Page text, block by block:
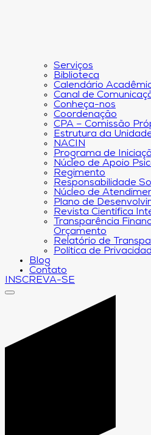
Serviços
Biblioteca
Calendário
Canal de
Conheça-nos
Coordenação
CPA – Comissão
Estrutura da
NACIN
Programa de
Núcleo de Apoio
Regimento
Responsabilidade
Núcleo de
Plano de
Revista Científica
Transparência
Orçamento
Relatório de
Política de
Blog
Contato
INSCREVA-SE